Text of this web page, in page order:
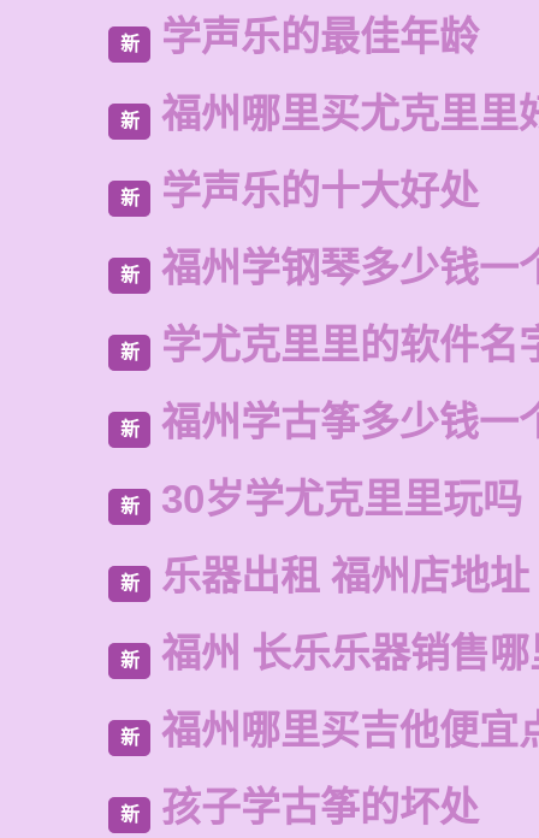
新 学声乐的最佳年龄
新 福州哪里买尤克里里
新 学声乐的十大好处
新 福州学钢琴多少钱一
新 学尤克里里的软件名
新 福州学古筝多少钱一
新 30岁学尤克里里玩吗
新 乐器出租 福州店地址
新 福州 长乐乐器销售
新 福州哪里买吉他便宜
新 孩子学古筝的坏处